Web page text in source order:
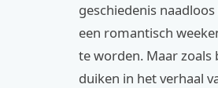
geschiedenis
een romantisch
te worden. Maar zoals
duiken in het verhaal